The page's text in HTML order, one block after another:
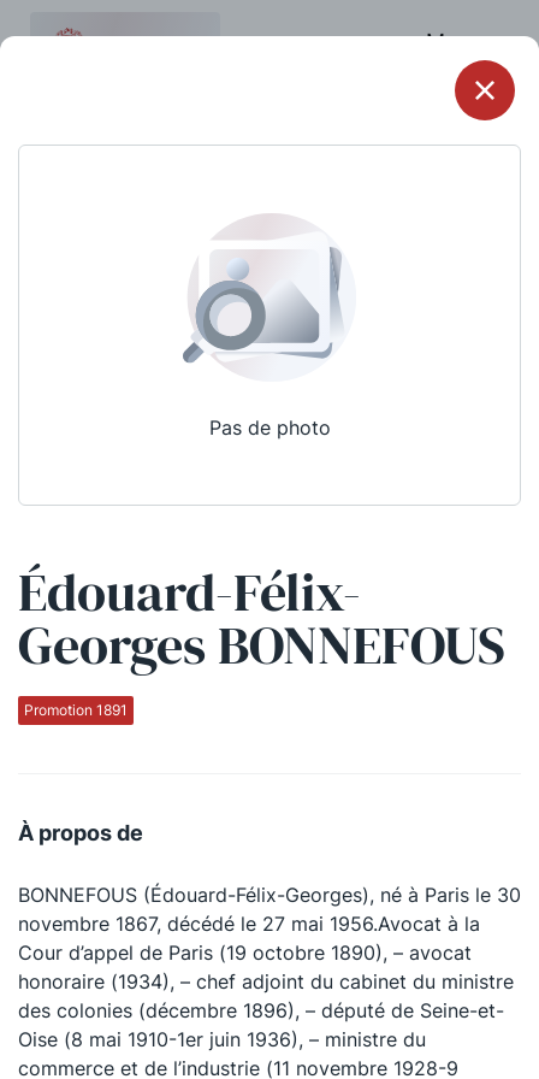
Menu
Pas de photo
Édouard-Félix-
Georges BONNEFOUS
Promotion 1891
À propos de
BONNEFOUS (Édouard-Félix-Georges), né à Paris le 30
novembre 1867, décédé le 27 mai 1956.Avocat à la
Cour d’appel de Paris (19 octobre 1890), – avocat
honoraire (1934), – chef adjoint du cabinet du ministre
des colonies (décembre 1896), – député de Seine-et-
Oise (8 mai 1910-1er juin 1936), – ministre du
commerce et de l’industrie (11 novembre 1928-9
Qui sommes-nous ?
La Conférence
La Conférence de Renfort
La défense pénale
Le Concours de la Conférence
La Conférence Berryer
La Petite Conférence